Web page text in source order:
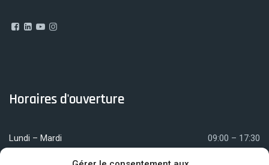
Horaires d'ouverture
Lundi – Mardi 09:00 – 17:30